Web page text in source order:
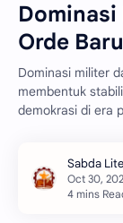
Orde Baru
Dominasi militer
membentuk
demokrasi di era
4 mins